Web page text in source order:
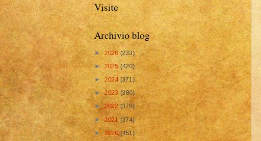
Visite
Archivio blog
► 2026(233)
►2025(420)
►2024 (371)
►2023(380)
►2022 (375)
►2021(374)
►2020(451)